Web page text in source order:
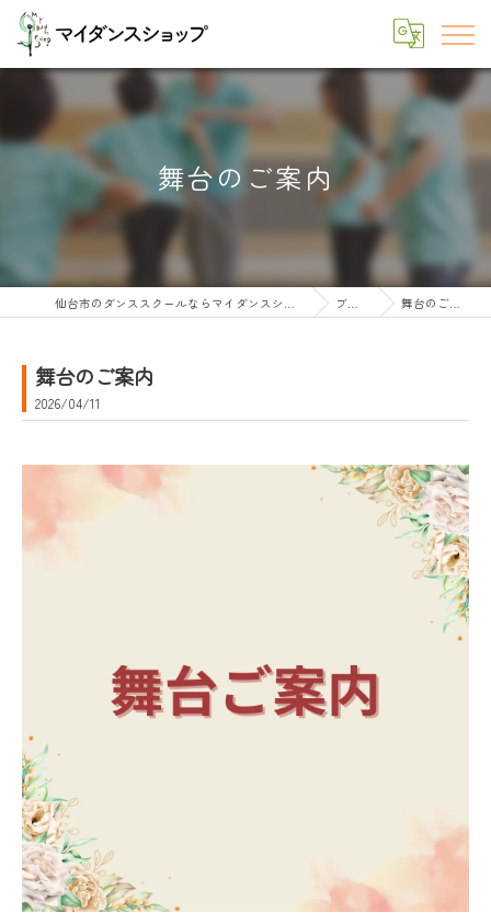
舞台のご案内
仙台市のダンススクールならマイダンスショップ ブログ 舞台のご案内
舞台のご案内
2026/04/11